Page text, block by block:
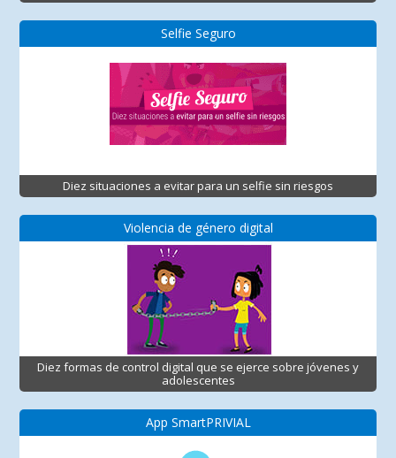
Selfie Seguro
Diez situaciones a evitar para un selfie sin riesgos
Violencia de género digital
Diez formas de control digital que se ejerce sobre jóvenes y
adolescentes
App SmartPRIVIAL